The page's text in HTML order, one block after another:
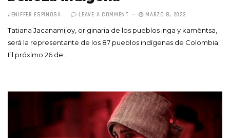
JENIFFER ESPINOSA LEAVE A COMMENT MARZO 8, 2023
Tatiana Jacanamijoy, originaria de los pueblos inga y kamëntsa,
será la representante de los 87 pueblos indígenas de Colombia.
El próximo 26 de…